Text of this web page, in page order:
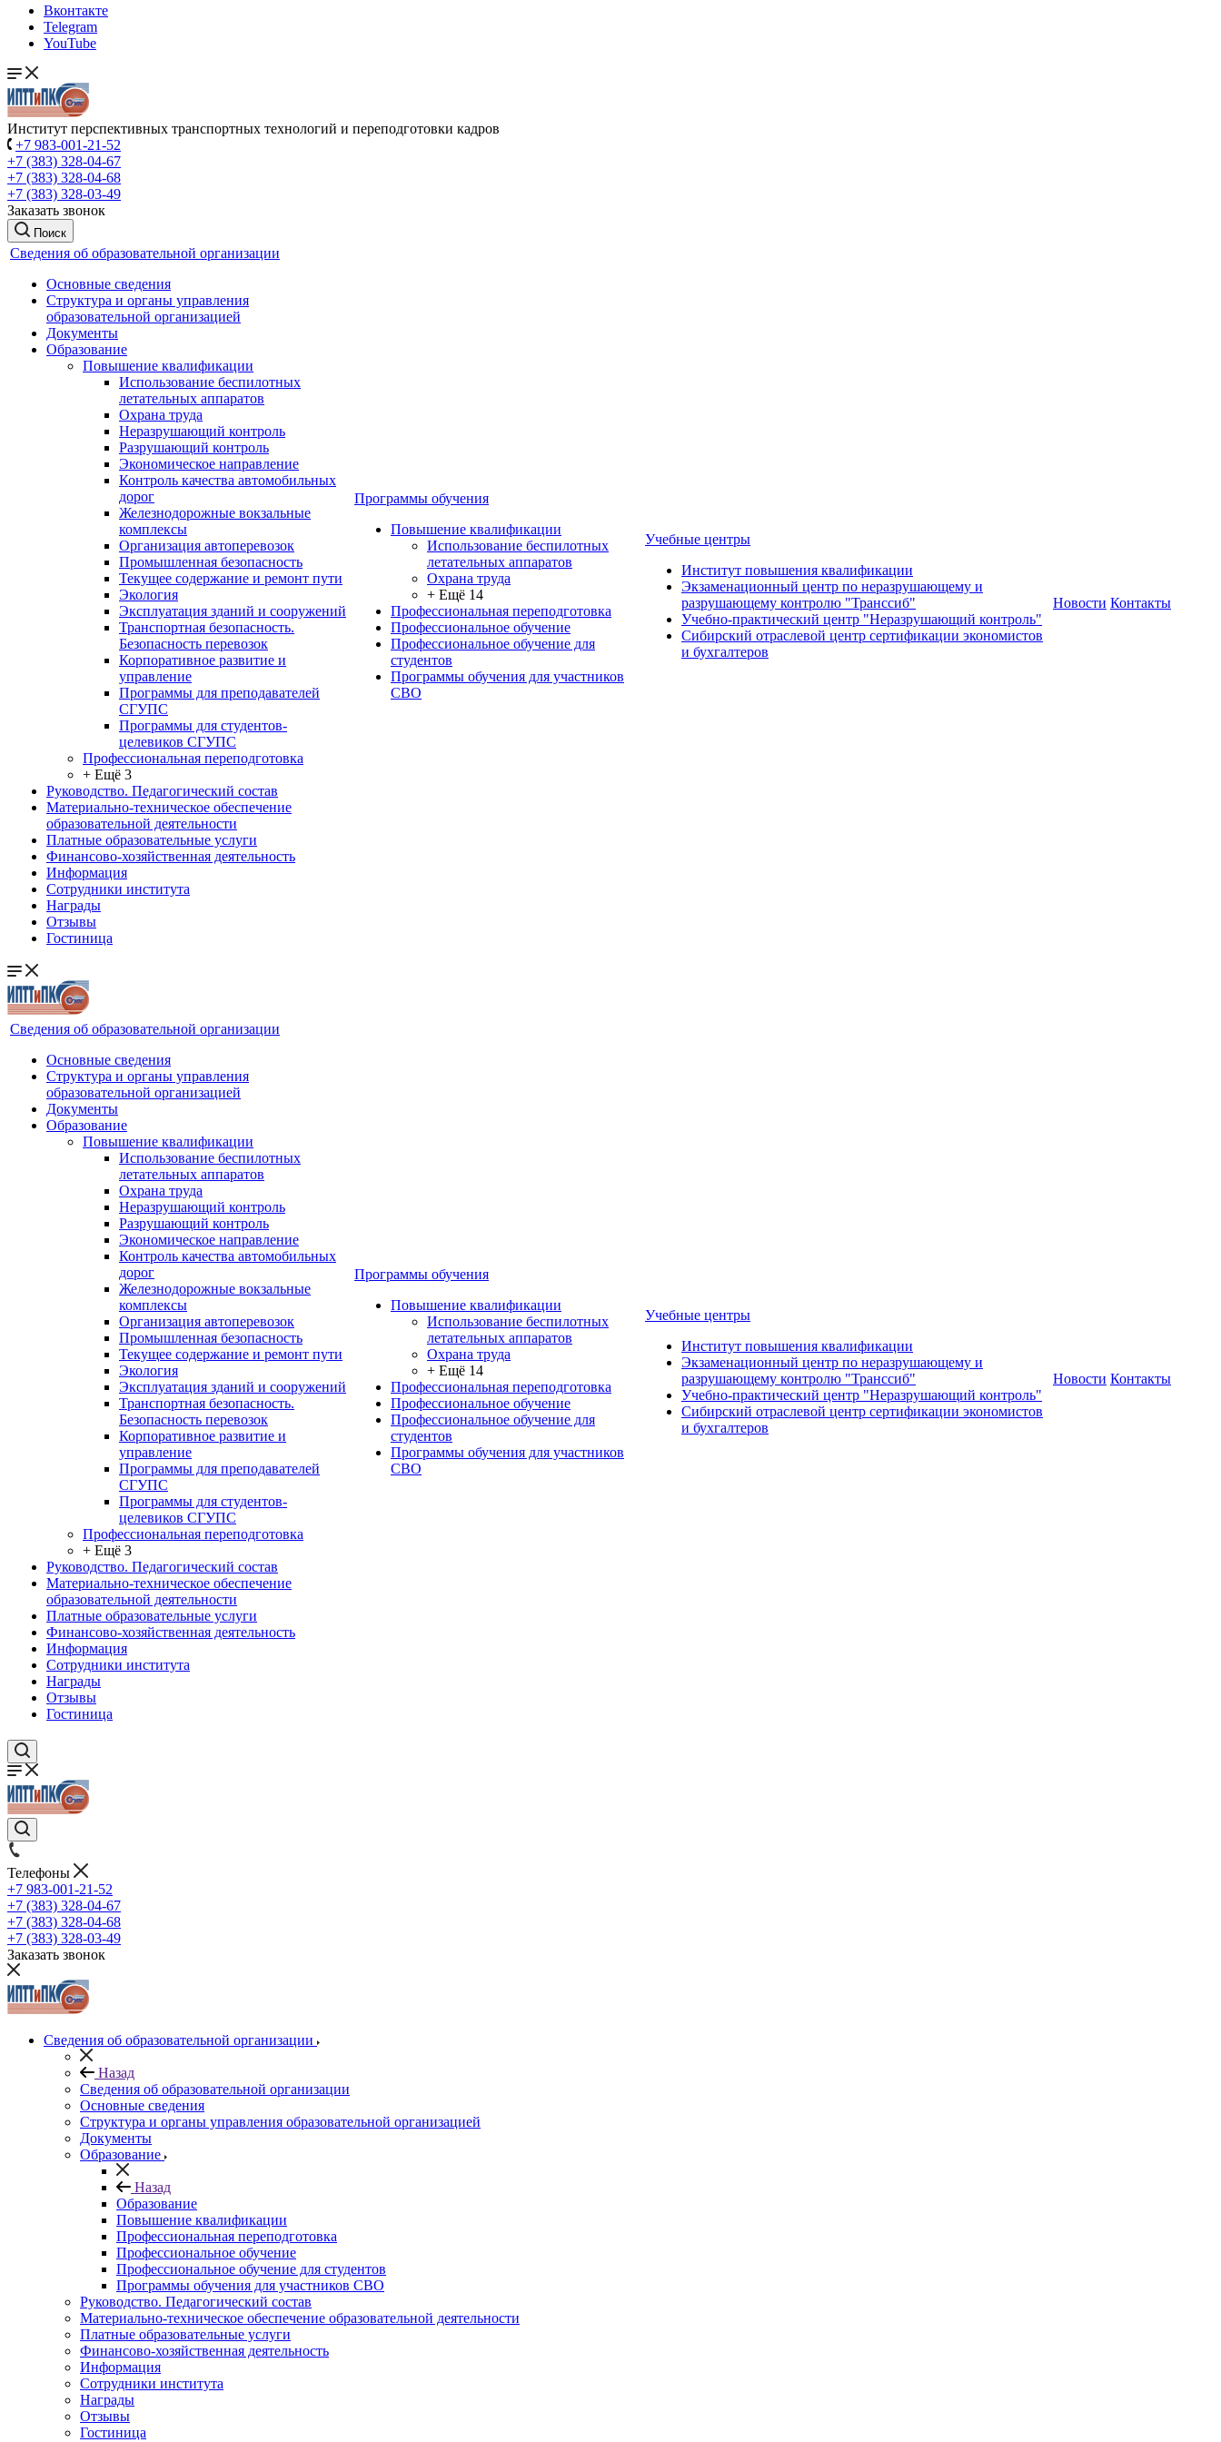
Вконтакте
Telegram
YouTube
Институт перспективных транспортных технологий и переподготовки кадров
+7 983-001-21-52
+7 (383) 328-04-67
+7 (383) 328-04-68
+7 (383) 328-03-49
Заказать звонок
Поиск
Сведения об образовательной организации
Основные сведения
Структура и органы управления
образовательной организацией
Документы
Образование
Повышение квалификации
Использование беспилотных
летательных аппаратов
Охрана труда
Неразрушающий контроль
Разрушающий контроль
Экономическое направление
Контроль качества автомобильных
дорог
Железнодорожные вокзальные
комплексы
Организация автоперевозок
Промышленная безопасность
Текущее содержание и ремонт пути
Экология
Эксплуатация зданий и сооружений
Транспортная безопасность.
Безопасность перевозок
Корпоративное развитие и
управление
Программы для преподавателей
СГУПС
Программы для студентов-
целевиков СГУПС
Профессиональная переподготовка
+ Ещё 3
Руководство. Педагогический состав
Материально-техническое обеспечение
образовательной деятельности
Платные образовательные услуги
Финансово-хозяйственная деятельность
Информация
Сотрудники института
Награды
Отзывы
Гостиница
Программы обучения
Повышение квалификации
Использование беспилотных
летательных аппаратов
Охрана труда
+ Ещё 14
Профессиональная переподготовка
Профессиональное обучение
Профессиональное обучение для
студентов
Программы обучения для участников
СВО
Учебные центры
Институт повышения квалификации
Экзаменационный центр по неразрушающему и
разрушающему контролю "Транссиб"
Учебно-практический центр "Неразрушающий контроль"
Сибирский отраслевой центр сертификации экономистов
и бухгалтеров
Новости Контакты
Сведения об образовательной организации
Основные сведения
Структура и органы управления
образовательной организацией
Документы
Образование
Повышение квалификации
Использование беспилотных
летательных аппаратов
Охрана труда
Неразрушающий контроль
Разрушающий контроль
Экономическое направление
Контроль качества автомобильных
дорог
Железнодорожные вокзальные
комплексы
Организация автоперевозок
Промышленная безопасность
Текущее содержание и ремонт пути
Экология
Эксплуатация зданий и сооружений
Транспортная безопасность.
Безопасность перевозок
Корпоративное развитие и
управление
Программы для преподавателей
СГУПС
Программы для студентов-
целевиков СГУПС
Профессиональная переподготовка
+ Ещё 3
Руководство. Педагогический состав
Материально-техническое обеспечение
образовательной деятельности
Платные образовательные услуги
Финансово-хозяйственная деятельность
Информация
Сотрудники института
Награды
Отзывы
Гостиница
Программы обучения
Повышение квалификации
Использование беспилотных
летательных аппаратов
Охрана труда
+ Ещё 14
Профессиональная переподготовка
Профессиональное обучение
Профессиональное обучение для
студентов
Программы обучения для участников
СВО
Учебные центры
Институт повышения квалификации
Экзаменационный центр по неразрушающему и
разрушающему контролю "Транссиб"
Учебно-практический центр "Неразрушающий контроль"
Сибирский отраслевой центр сертификации экономистов
и бухгалтеров
Новости Контакты
Телефоны
+7 983-001-21-52
+7 (383) 328-04-67
+7 (383) 328-04-68
+7 (383) 328-03-49
Заказать звонок
Сведения об образовательной организации
Назад
Сведения об образовательной организации
Основные сведения
Структура и органы управления образовательной организацией
Документы
Образование
Назад
Образование
Повышение квалификации
Профессиональная переподготовка
Профессиональное обучение
Профессиональное обучение для студентов
Программы обучения для участников СВО
Руководство. Педагогический состав
Материально-техническое обеспечение образовательной деятельности
Платные образовательные услуги
Финансово-хозяйственная деятельность
Информация
Сотрудники института
Награды
Отзывы
Гостиница